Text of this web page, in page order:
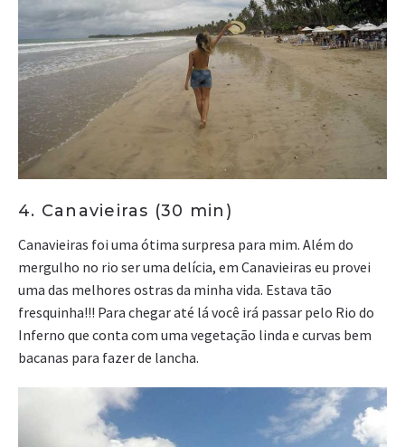
4. Canavieiras (30 min)
Canavieiras foi uma ótima surpresa para mim. Além do
mergulho no rio ser uma delícia, em Canavieiras eu provei
uma das melhores ostras da minha vida. Estava tão
fresquinha!!! Para chegar até lá você irá passar pelo Rio do
Inferno que conta com uma vegetação linda e curvas bem
bacanas para fazer de lancha.